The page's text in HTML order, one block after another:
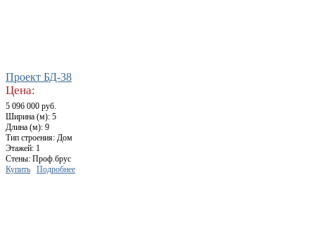
Проект БД-38
Цена:
5 096 000 руб.
Ширина (м): 5
Длина (м): 9
Тип строения: Дом
Этажей: 1
Стены: Проф.брус
Купить
Подробнее